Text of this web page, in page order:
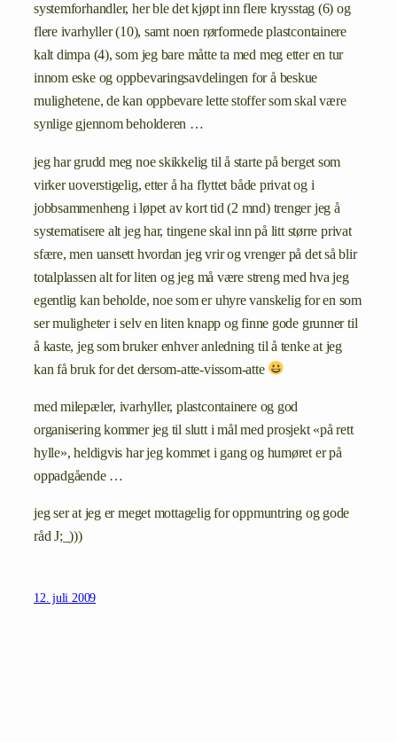
systemforhandler, her ble det kjøpt inn flere krysstag (6) og
flere ivarhyller (10), samt noen rørformede plastcontainere
kalt dimpa (4), som jeg bare måtte ta med meg etter en tur
innom eske og oppbevaringsavdelingen for å beskue
mulighetene, de kan oppbevare lette stoffer som skal være
synlige gjennom beholderen …
jeg har grudd meg noe skikkelig til å starte på berget som
virker uoverstigelig, etter å ha flyttet både privat og i
jobbsammenheng i løpet av kort tid (2 mnd) trenger jeg å
systematisere alt jeg har, tingene skal inn på litt større privat
sfære, men uansett hvordan jeg vrir og vrenger på det så blir
totalplassen alt for liten og jeg må være streng med hva jeg
egentlig kan beholde, noe som er uhyre vanskelig for en som
ser muligheter i selv en liten knapp og finne gode grunner til
å kaste, jeg som bruker enhver anledning til å tenke at jeg
kan få bruk for det dersom-atte-vissom-atte
med milepæler, ivarhyller, plastcontainere og god
organisering kommer jeg til slutt i mål med prosjekt «på rett
hylle», heldigvis har jeg kommet i gang og humøret er på
oppadgående …
jeg ser at jeg er meget mottagelig for oppmuntring og gode
råd J;_)))
12. juli 2009